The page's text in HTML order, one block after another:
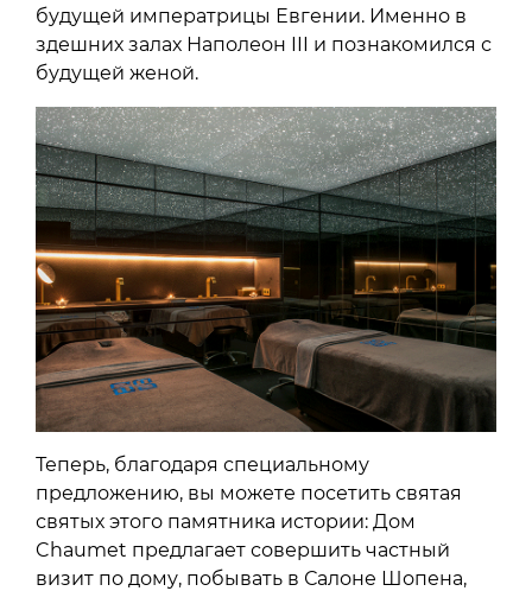
будущей императрицы Евгении. Именно в
здешних залах Наполеон III и познакомился с
будущей женой.
Теперь, благодаря специальному
предложению, вы можете посетить святая
святых этого памятника истории: Дом
Chaumet предлагает совершить частный
визит по дому, побывать в Салоне Шопена,